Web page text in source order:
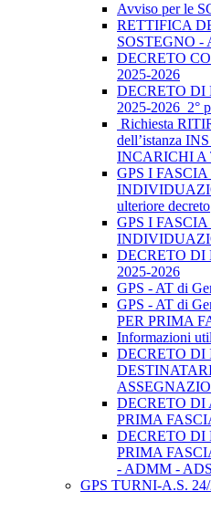
Avviso per le
RETTIFICA
SOSTEGNO -
DECRETO
2025-2026
DECRETO DI
2025-2026_2°
Richiesta
dell’istanza
INCARICHI A
GPS I
ulteriore decreto
GPS I
DECRETO DI
2025-2026
GPS - AT di
GPS - AT di
PER PRIMA
Informazioni
DECRETO
DECRETO DI
PRIMA
DECRETO DI
PRIMA
- ADMM -
GPS TURNI-A.S.